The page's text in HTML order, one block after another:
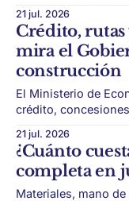
inmobiliario
Por un lado, las
frente al mes
21 jul. 2026
Crédito, rutas
mira el
construcción
El Ministerio de
crédito,
construcción vuelve
del Gobierno para
segundo semestre. El Ministerio de Economía trabaja en
medidas
21 jul. 2026
¿Cuánto
completa en
Materiales, mano